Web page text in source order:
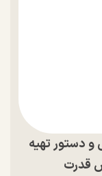
دستور تهیه
قدرت